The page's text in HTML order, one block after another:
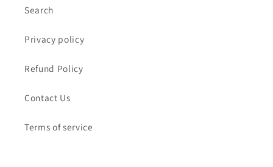
Search
Privacy policy
Refund Policy
Contact Us
Terms of service